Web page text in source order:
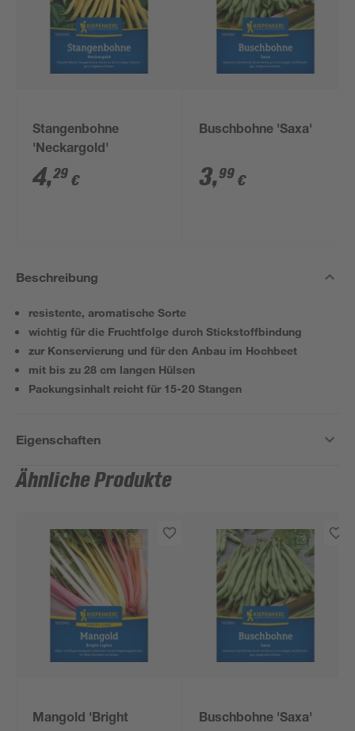
Stangenbohne
'Neckargold'
4,29 €
Buschbohne 'Saxa'
3,99 €
Beschreibung
resistente, aromatische Sorte
wichtig für die Fruchtfolge durch Stickstoffbindung
zur Konservierung und für den Anbau im Hochbeet
mit bis zu 28 cm langen Hülsen
Packungsinhalt reicht für 15-20 Stangen
Eigenschaften
Ähnliche Produkte
Mangold 'Bright
Buschbohne 'Saxa'